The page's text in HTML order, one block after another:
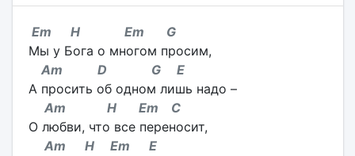
Em H Em G
Мы у Бога о многом просим,
Am D G E
А просить об одном лишь надо –
Am H Em C
О любви, что все переносит,
Am H Em E